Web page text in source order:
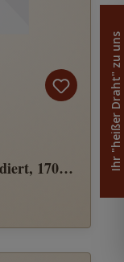
170
Ihr "heißer Draht" zu uns